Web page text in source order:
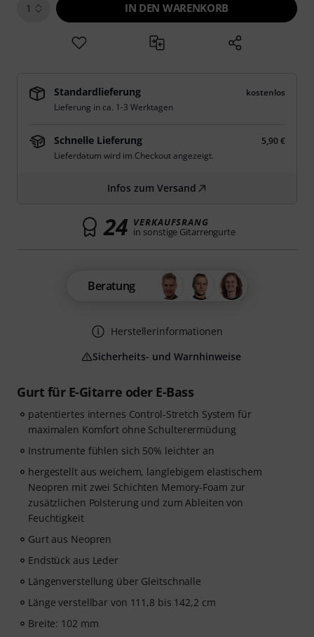
Gurt für E-Gitarre oder E-Bass
patentiertes internes Control-Stretch System für
maximalen Komfort ohne Schulterermüdung
Instrumente fühlen sich 50% leichter an
hergestellt aus weichem, langlebigem elastischem
Neopren mit zwei Schichten Memory-Foam zur
zusätzlichen Polsterung und zum Ableiten von
Feuchtigkeit
Gurt aus Neopren
Endstück aus Leder
Längenverstellung über Gleitschnalle
Länge verstellbar von 111,8 bis 142,2 cm
Breite: 102 mm
1 IN DEN WARENKORB
Standardlieferung
kostenlos
Lieferung in ca. 1-3 Werktagen
Schnelle Lieferung
5,90 €
Lieferdatum wird im Checkout angezeigt.
Infos zum Versand
24 VERKAUFSRANG
in sonstige Gitarrengurte
Beratung
Herstellerinformationen
Sicherheits- und Warnhinweise